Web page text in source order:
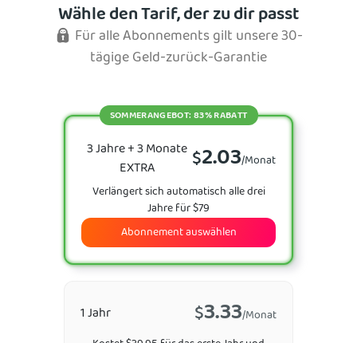
Wähle den Tarif, der zu dir passt
Für alle Abonnements gilt unsere 30-
tägige Geld-zurück-Garantie
3 Jahre + 3 Monate
EXTRA
$2.03/Monat
SOMMERANGEBOT: 83% RABATT
Verlängert sich automatisch alle drei
Jahre für $79
Abonnement auswählen
1 Jahr $3.33/Monat